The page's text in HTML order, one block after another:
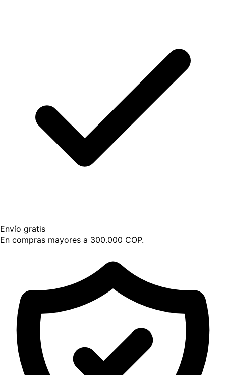
Envío gratis
En compras mayores a 300.000 COP.